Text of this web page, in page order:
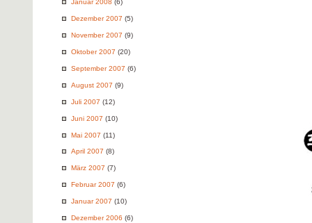
Januar 2008 (6)
Dezember 2007 (5)
November 2007 (9)
Oktober 2007 (20)
September 2007 (6)
August 2007 (9)
Juli 2007 (12)
Juni 2007 (10)
Mai 2007 (11)
April 2007 (8)
März 2007 (7)
Februar 2007 (6)
Januar 2007 (10)
Dezember 2006 (6)